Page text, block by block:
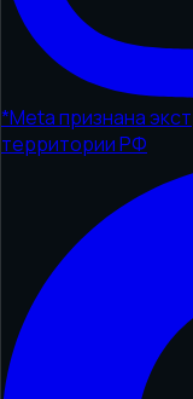
*Meta признана
территории РФ